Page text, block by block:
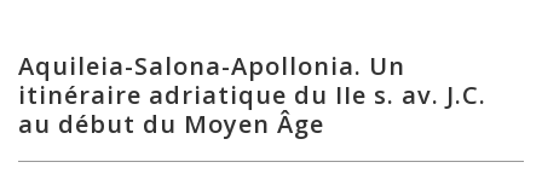
Aquileia-Salona-Apollonia. Un
itinéraire adriatique du IIe s. av. J.C.
au début du Moyen Âge